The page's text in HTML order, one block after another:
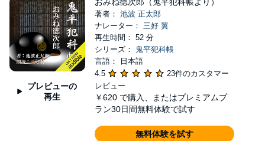
プレビューの
再生
著者： 池波 正太郎
ナレーター： 三好 翼
再生時間： 52 分
シリーズ：
鬼平犯科帳
言語： 日本語
4.5
23件のカスタマー
レビュー
￥620 で購入、またはプレミアムプ
ラン30日間無料体験で試す
無料体験を試す